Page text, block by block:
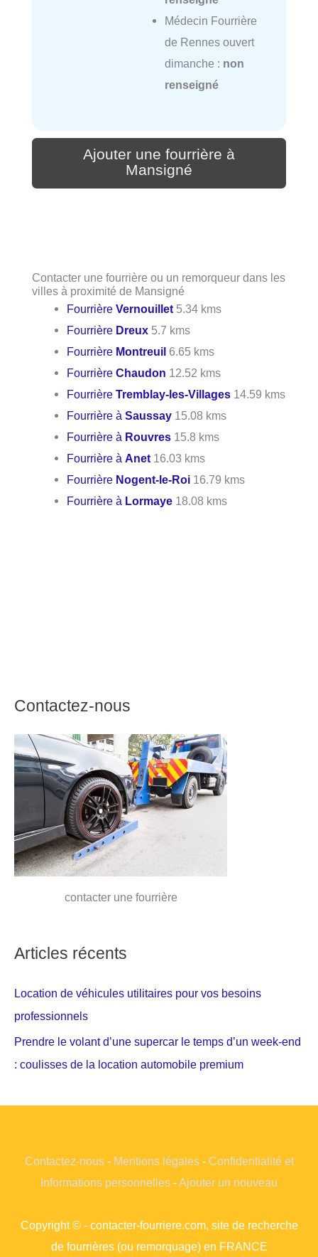
Médecin Fourrière
de Rennes ouvert
dimanche : non
renseigné
Ajouter une fourrière à
Mansigné
Contacter une fourrière ou un remorqueur dans les
villes à proximité de Mansigné
FourrièreVernouillet 5.34 kms
Fourrière Dreux 5.7 kms
Fourrière Montreuil 6.65 kms
FourrièreChaudon 12.52 kms
FourrièreTremblay-les-Villages 14.59 kms
Fourrière àSaussay 15.08 kms
Fourrière à Rouvres 15.8 kms
Fourrière àAnet 16.03 kms
Fourrière Nogent-le-Roi 16.79 kms
Fourrière à Lormaye 18.08 kms
Contactez-nous
contacter une fourrière
Articles récents
Location de véhicules utilitaires pour vos besoins
professionnels
Prendre le volant d’une supercar le temps d’un week-end
: coulisses de la location automobile premium
Contactez-nous- Mentions légales- Confidentialité et
Informations personnelles -Ajouter un nouveau
Copyright © - contacter-fourriere.com, site de recherche
de fourrières (ou remorquage) en FRANCE